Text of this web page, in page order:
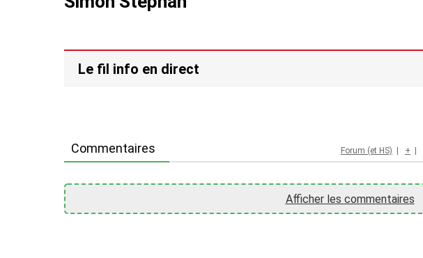
Le fil info en direct
Commentaires Forum (et HS) | + |
Afficher les commentaires